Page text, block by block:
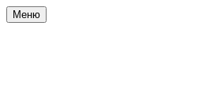
Меню